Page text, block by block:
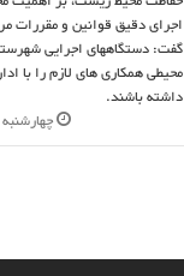
اجرای دقیق قوانین و مقررات
گفت: دستگاههای اجرایی
محیطی همکاری های لازم را با
داشته باشند.
چهارشنبه 1 بهمن 1399 ساعت 12:04